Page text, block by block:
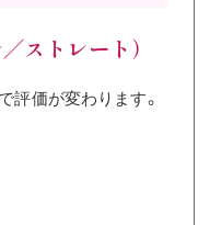
ストレート）
評価が変わります。